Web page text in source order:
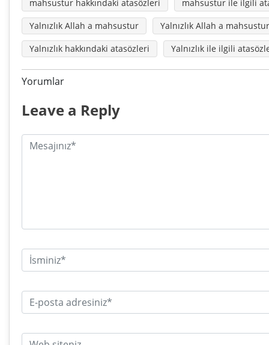
mahsustur hakkındaki atasözleri
mahsustur ile ilgili
Yalnızlık Allah a mahsustur
Yalnızlık Allah a
Yalnızlık hakkındaki atasözleri
Yalnızlık ile ilgili
Yorumlar
Leave a Reply